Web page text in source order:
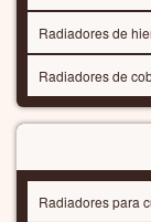
Radiadores de
Radiadores de
Radiadores para